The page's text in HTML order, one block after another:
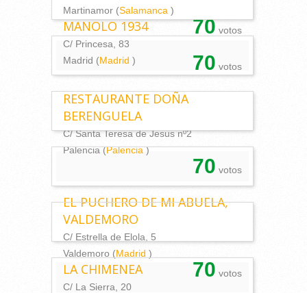
Martinamor (Salamanca )
70 votos
MANOLO 1934
C/ Princesa, 83
Madrid (Madrid ) 70 votos
RESTAURANTE DOÑA
BERENGUELA
C/ Santa Teresa de Jesus nº2
Palencia (Palencia )
70 votos
EL PUCHERO DE MI ABUELA,
VALDEMORO
C/ Estrella de Elola, 5
Valdemoro (Madrid )
70 votos
LA CHIMENEA
C/ La Sierra, 20